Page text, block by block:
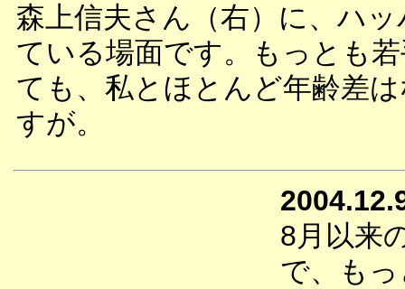
森上信夫さん（右）に、ハ
ている場面です。もっとも
ても、私とほとんど年齢差
すが。
8月以来
で、も